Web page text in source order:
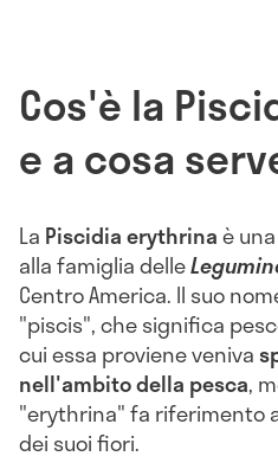
Cos'è la
e a cosa
La Piscidia erythrinaè
alla famiglia delle
Centro America. Il suo
"piscis", che significa
cui essa proviene veniva
nell'ambito della pesca,
"erythrina" fa riferimento
dei suoi fiori.